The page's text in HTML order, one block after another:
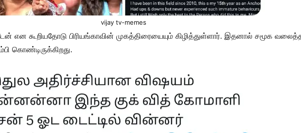
vijay tv-memes
என கூறியதோடு பிரியங்காவின் முகத்திரையையும் கிழித்துள்ளார். இதனால் சமூக
கொண்டிருக்கிறது.